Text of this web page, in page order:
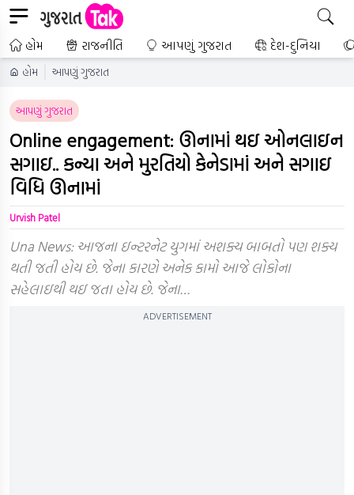
હોમ રાજનીતિ આપણું ગુજરાત દેશ-દુનિયા
હોમ આપણું ગુજરાત
આપણું ગુજરાત
Online engagement: ઊનામાં થઇ ઓનલાઇન
સગાઇ.. કન્યા અને મુરતિયો કેનેડામાં અને સગાઇ
વિધિ ઊનામાં
Urvish Patel
Una News: આજના ઇન્ટરનેટ યુગમાં અશક્ય બાબતો પણ શક્ય
થતી જતી હોય છે. જેના કારણે અનેક કામો આજે લોકોના
સહેલાઇથી થઇ જતા હોય છે. જેના…
ADVERTISEMENT